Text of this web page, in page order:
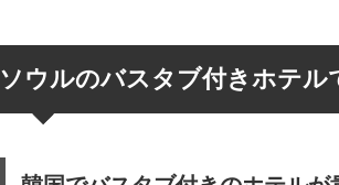
ソウルのバスタブ付きホテル